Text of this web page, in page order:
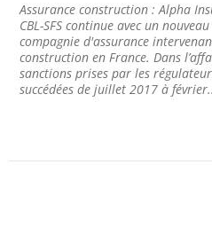
Assurance construction : Alpha
CBL-SFS continue avec un
compagnie d'assurance
construction en France. Dans
sanctions prises par les
succédées de juillet 2017 à